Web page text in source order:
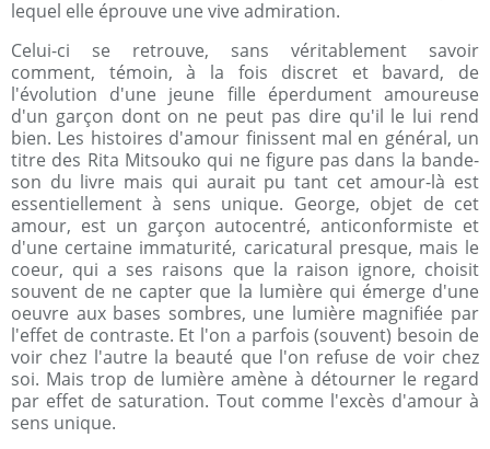
lequel elle éprouve une vive admiration.
Celui-ci se retrouve, sans véritablement savoir
comment, témoin, à la fois discret et bavard, de
l'évolution d'une jeune fille éperdument amoureuse
d'un garçon dont on ne peut pas dire qu'il le lui rend
bien. Les histoires d'amour finissent mal en général, un
titre des Rita Mitsouko qui ne figure pas dans la bande-
son du livre mais qui aurait pu tant cet amour-là est
essentiellement à sens unique. George, objet de cet
amour, est un garçon autocentré, anticonformiste et
d'une certaine immaturité, caricatural presque, mais le
coeur, qui a ses raisons que la raison ignore, choisit
souvent de ne capter que la lumière qui émerge d'une
oeuvre aux bases sombres, une lumière magnifiée par
l'effet de contraste. Et l'on a parfois (souvent) besoin de
voir chez l'autre la beauté que l'on refuse de voir chez
soi. Mais trop de lumière amène à détourner le regard
par effet de saturation. Tout comme l'excès d'amour à
sens unique.